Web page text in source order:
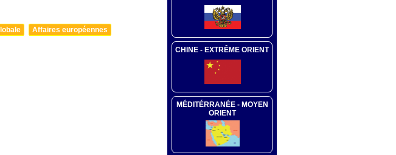
Affaires européennes
CHINE - EXTRÊME ORIENT
MÉDITÉRRANÉE - MOYEN
ORIENT